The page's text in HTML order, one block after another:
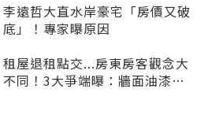
李遠哲大直水岸豪宅「房價又破
底」！專家曝原因
租屋退租點交...房東房客觀念大
不同！3大爭端曝：牆面油漆、